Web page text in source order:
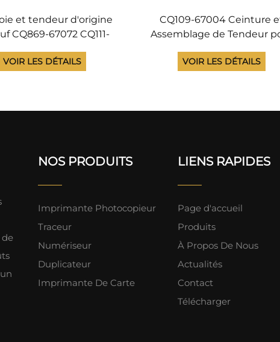
et tendeur d'origine
CQ869-67072 CQ111-
HP Designjet L25500
VOIR LES DÉTAILS
CQ109-67004 Ceinture
Assemblage de Tendeur
4050 4500 4520 T7100
VOIR LES DÉTAILS
de
NOS PRODUITS
Imprimante Photocopieur
Traceur
Numériseur
Duplicateur
Imprimante De Carte
LIENS RAPIDES
Page d'accueil
Produits
À Propos De Nous
Actualités
Contact
Télécharger